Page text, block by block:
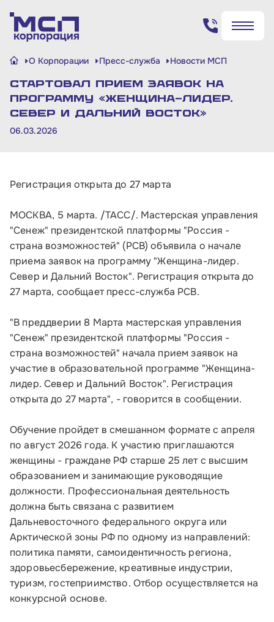
Найти
Поиск по сайту
✖
Найти
О Корпорации Пресс-служба Новости МСП
Стартовал прием заявок на
программу «Женщина-лидер.
Север и Дальний Восток»
06.03.2026
Регистрация открыта до 27 марта
МОСКВА, 5 марта. /ТАСС/. Мастерская управления
"Сенеж" президентской платформы "Россия -
страна возможностей" (РСВ) объявила о начале
приема заявок на программу "Женщина-лидер.
Север и Дальний Восток". Регистрация открыта до
27 марта, сообщает пресс-служба РСВ.
"В преддверии 8 Марта мастерская управления
"Сенеж" президентской платформы "Россия -
страна возможностей" начала прием заявок на
участие в образовательной программе "Женщина-
лидер. Север и Дальний Восток". Регистрация
открыта до 27 марта", - говорится в сообщении.
Обучение пройдет в смешанном формате с апреля
по август 2026 года. К участию приглашаются
женщины - граждане РФ старше 25 лет с высшим
образованием и занимающие руководящие
должности. Профессиональная деятельность
должна быть связана с развитием
Дальневосточного федерального округа или
Арктической зоны РФ по одному из направлений:
политика памяти, самоидентичность региона,
здоровьесбережение, креативные индустрии,
туризм, гостеприимство. Отбор осуществляется на
конкурсной основе.